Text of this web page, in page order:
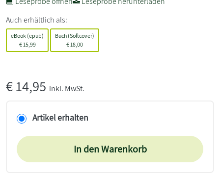
Auch erhältlich als:
eBook (epub)
€15,99
Buch (Softcover)
€ 18,00
€14,95 inkl. MwSt.
Artikel erhalten
In den Warenkorb